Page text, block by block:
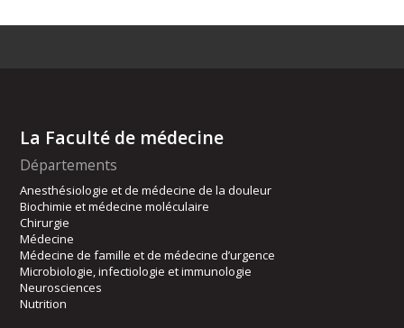
La Faculté de médecine
Départements
Anesthésiologie et de médecine de la douleur
Biochimie et médecine moléculaire
Chirurgie
Médecine
Médecine de famille et de médecine d’urgence
Microbiologie, infectiologie et immunologie
Neurosciences
Nutrition